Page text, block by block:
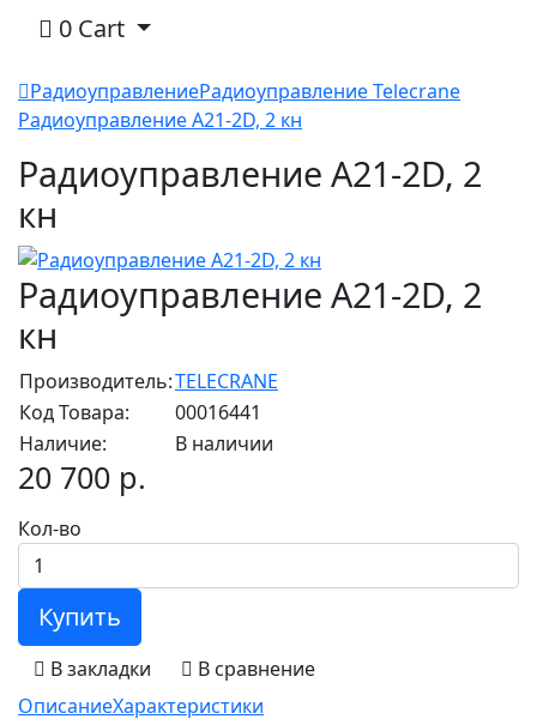
0 Cart
РадиоуправлениеРадиоуправление Telecrane
Радиоуправление А21-2D, 2 кн
Радиоуправление А21-2D, 2
кн
Радиоуправление А21-2D, 2
кн
Производитель:TELECRANE
Код Товара:
00016441
Наличие:
В наличии
20 700 р.
Кол-во
Купить
В закладки
В сравнение
ОписаниеХарактеристики